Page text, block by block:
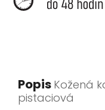
Popis Kožená
pistaciová